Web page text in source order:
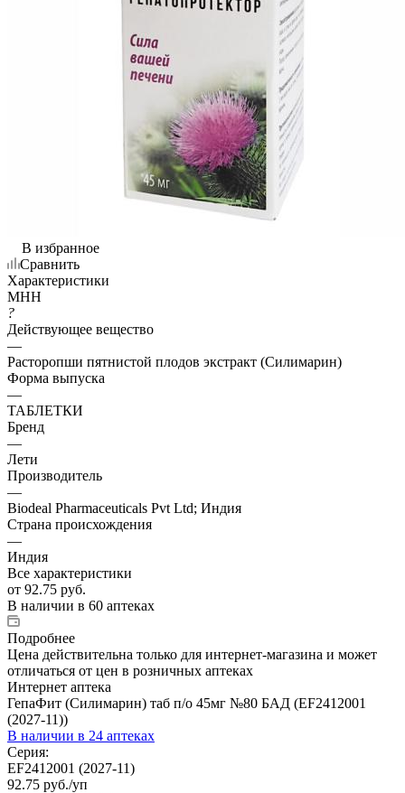
В избранное
Сравнить
Характеристики
МНН
?
Действующее вещество
—
Расторопши пятнистой плодов экстракт (Силимарин)
Форма выпуска
—
ТАБЛЕТКИ
Бренд
—
Лети
Производитель
—
Biodeal Pharmaceuticals Pvt Ltd; Индия
Страна происхождения
—
Индия
Все характеристики
от 92.75 руб.
В наличии в 60 аптеках
Подробнее
Цена действительна только для интернет-магазина и может
отличаться от цен в розничных аптеках
Интернет аптека
ГепаФит (Силимарин) таб п/о 45мг №80 БАД (EF2412001
(2027-11))
В наличии в 24 аптеках
Серия:
EF2412001 (2027-11)
92.75 руб./уп